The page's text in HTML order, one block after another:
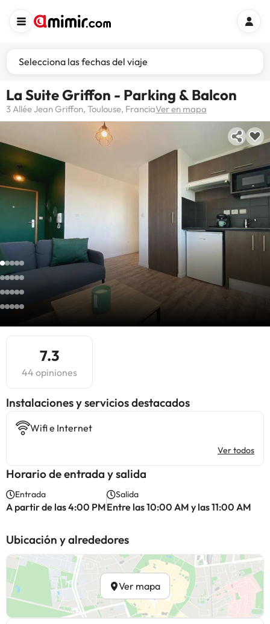
Selecciona las fechas del viaje
La Suite Griffon - Parking & Balcon
3 Allée Jean Griffon, Toulouse, FranciaVer en mapa
7.3
44 opiniones
Instalaciones y servicios destacados
Wifi e Internet
Ver todos
Horario de entrada y salida
Entrada
A partir de las 4:00 PM
Salida
Entre las 10:00 AM y las 11:00 AM
Ubicación y alrededores
Ver mapa